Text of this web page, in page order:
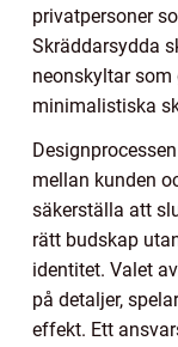
privatpersoner
Skräddarsydda
neonskyltar som
minimalistiska
mellan kunden
säkerställa att
rätt budskap
identitet. Valet
på detaljer,
effekt. Ett